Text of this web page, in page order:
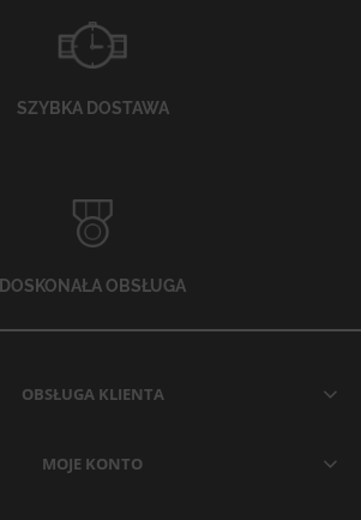
SZYBKA DOSTAWA
DOSKONAŁA OBSŁUGA
OBSŁUGA KLIENTA
MOJE KONTO